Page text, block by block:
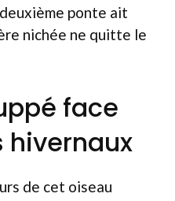
deuxième ponte ait
nichée ne quitte le
face
hivernaux
de cet oiseau